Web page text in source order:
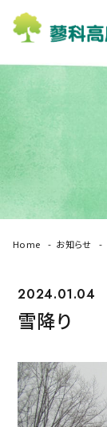
Home お知らせ
2024.01.04
雪降り